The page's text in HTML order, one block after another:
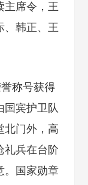
主席令，王
、韩正、王
称号获得
国宾护卫队
北门外，高
礼兵在台阶
。国家勋章